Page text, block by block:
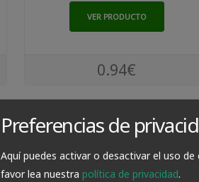
VER PRODUCTO
0.94€
Preferencias de
Aquí puedes activar o desactivar el uso
favor lea nuestra política de privacidad.